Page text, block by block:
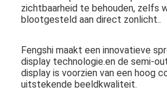
zichtbaarheid te behouden, zelfs
blootgesteld aan direct zonlicht..
Fengshi maakt een innovatieve
display technologie.en de semi-
display is voorzien van een hoog
uitstekende beeldkwaliteit.